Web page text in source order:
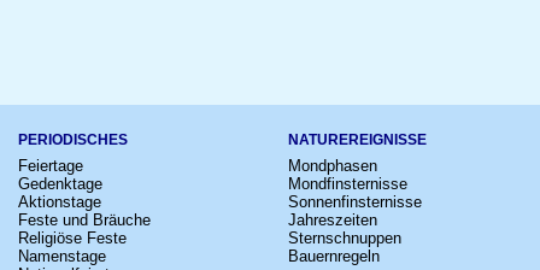
PERIODISCHES
Feiertage
Gedenktage
Aktionstage
Feste und Bräuche
Religiöse Feste
Namenstage
NATUREREIGNISSE
Mondphasen
Mondfinsternisse
Sonnenfinsternisse
Jahreszeiten
Sternschnuppen
Bauernregeln